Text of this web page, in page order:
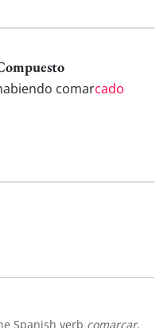
comarcado
Spanish verb comarcar,